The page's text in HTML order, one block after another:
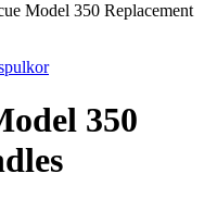
Model 350 Replacement
350